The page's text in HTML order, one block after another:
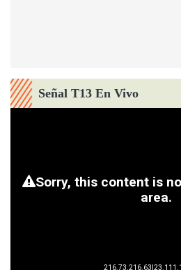
Señal T13 En Vivo